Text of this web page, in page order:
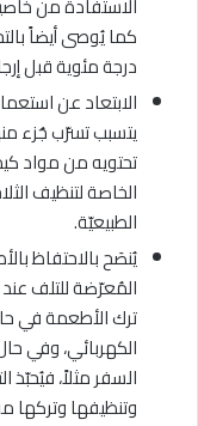
درجة مئوية قبل
الابتعاد عن
يتسبب تسرّب جُزء
تحتويه من مواد
الخاصة لتنظيف
الطبيعيّة.
يُنصَح بالاحتفاظ
المُعرّضة للتلف
ترك الأطعمة في
الكهربائي، وفي
السفر مثلاً،
وتنظيفها وتركها